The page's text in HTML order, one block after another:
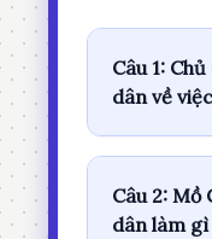
Câu 1:
dân về
Câu 2: Mồ
dân làm